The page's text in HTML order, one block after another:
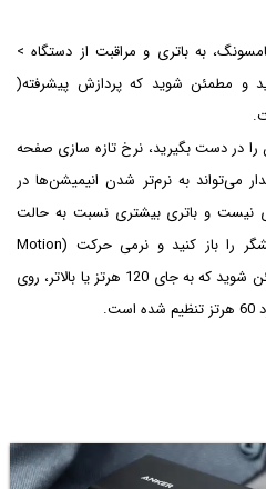
به باتری و مراقبت از دستگاه >
و مطمئن شوید که پردازش پیشرفته(
را در دست بگیرید، نرخ تازه سازی صفحه
می‌تواند به نرم‌تر شدن انیمیشن‌ها در
نیست و باتری بیشتری نسبت به حالت
عادی مصرف می‌کند. تنظیمات نمایشگر را باز کنید و نرمی حرکت (Motion
smoothness)را بیابید ، سپس مطمئن شوید که به جای 120 هرتز یا بالاتر، روی